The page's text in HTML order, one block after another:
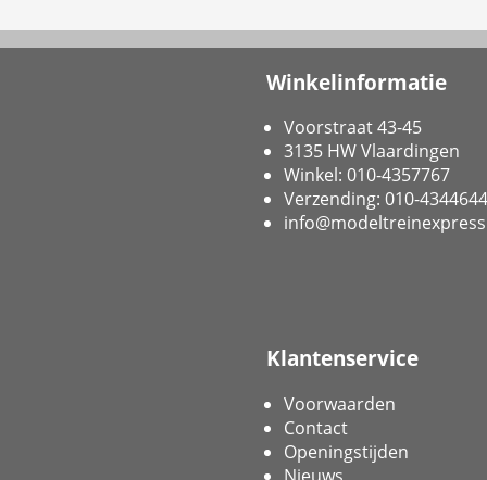
Winkelinformatie
Voorstraat 43-45
3135 HW Vlaardingen
Winkel: 010-4357767
Verzending: 010-4344644
Klantenservice
Voorwaarden
Contact
Openingstijden